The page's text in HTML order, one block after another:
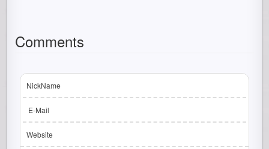
Comments
NickName
E-Mail
Website